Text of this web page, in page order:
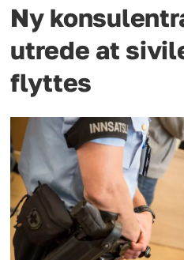
Ny
utrede at
flyttes